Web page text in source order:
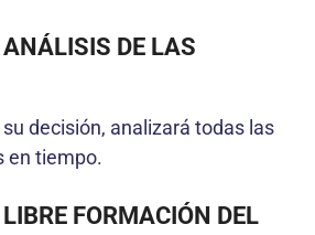
DE LAS
decisión, analizará todas las
en tiempo.
FORMACIÓN DEL